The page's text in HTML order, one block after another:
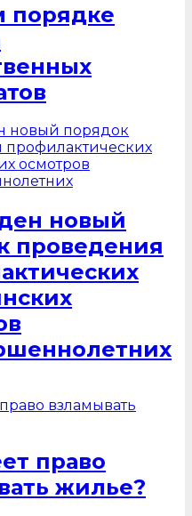
порядке
новый
проведения
право
жилье?